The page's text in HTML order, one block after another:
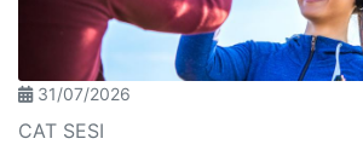
31/07/2026
CAT SESI